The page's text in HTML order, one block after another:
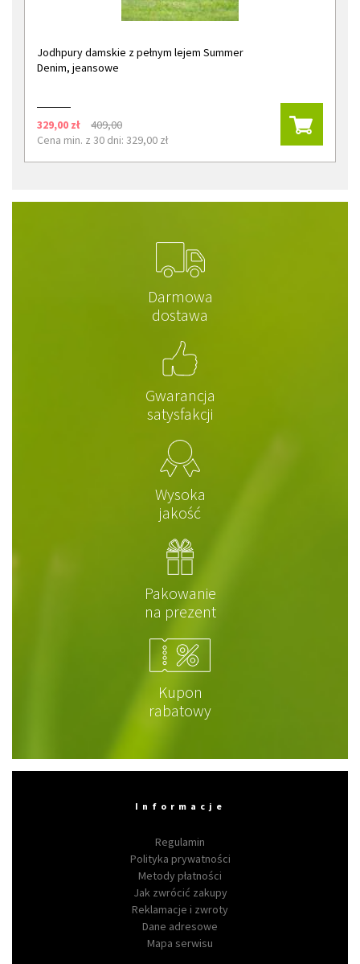
Jodhpury damskie z pełnym lejem Summer
Denim, jeansowe
329,00 zł
409,00
Cena min. z 30 dni: 329,00 zł
Darmowa
dostawa
Gwarancja
satysfakcji
Wysoka
jakość
Pakowanie
na prezent
Kupon
rabatowy
Informacje
Regulamin
Polityka prywatności
Metody płatności
Jak zwrócić zakupy
Reklamacje i zwroty
Dane adresowe
Mapa serwisu